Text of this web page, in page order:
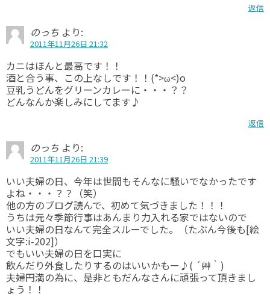
返信
のっち より:
2011年11月26日 21:32
カニはほんと最高です！！
酒と合う事、この上なしです！！(*>ω<)o
豆乳うどんをグリーンカレーに・・・？？
どんなんか楽しみにしてます♪
返信
のっち より:
2011年11月26日 21:39
いい夫婦の日、今年は世間もそんなに騒いでなかったです
よね・・・？？（笑）
他の方のブログ読んで、初めて気づきました！！！
うちは元々季節行事はあんまり力入れる家ではないので
いい夫婦の日なんて完全スルーでした。（たぶん今後も[絵
文字:i-202]）
でもいい夫婦の日を口実に
飲んだり外食したりするのはいいかもー♪( ´艸｀)
夫婦円満の為に、是非ともだんなさんに頑張って頂きまし
ょう！！